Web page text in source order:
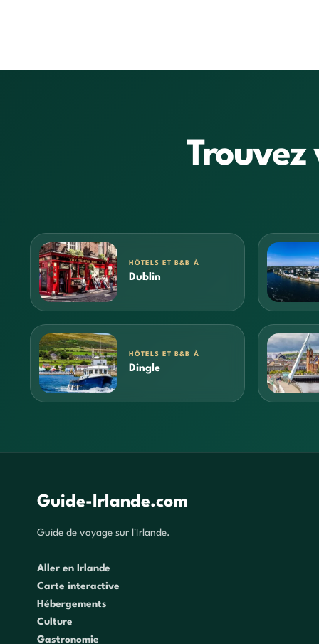
HÔTELS ET B&B À
Dublin
HÔTELS ET B&B À
Dingle
Guide-Irlande.com
Guide de voyage sur l'Irlande.
Aller en Irlande
Carte interactive
Hébergements
Culture
Gastronomie